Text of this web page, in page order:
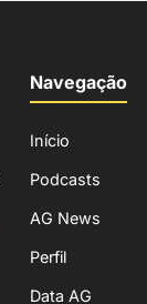
Navegação
Início
Podcasts
AG News
Perfil
Data AG